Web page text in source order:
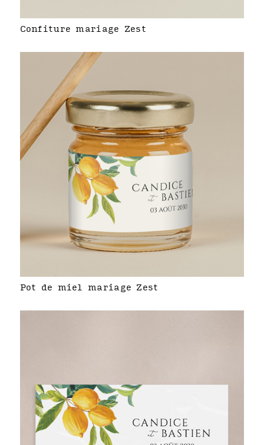
Confiture mariage Zest
Pot de miel mariage Zest